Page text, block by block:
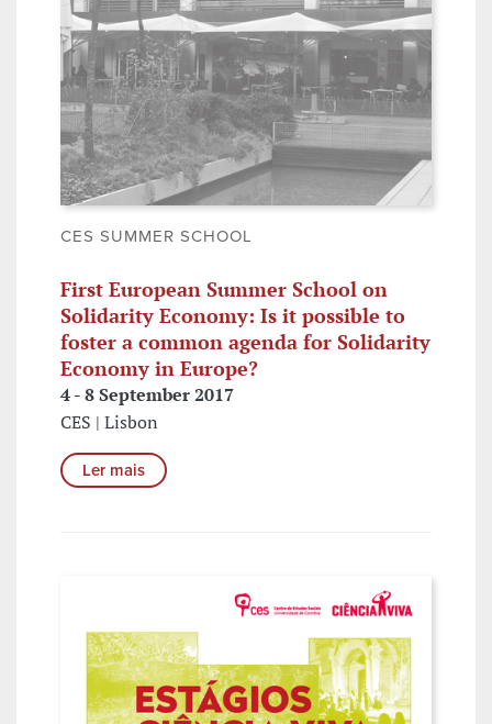
CES SUMMER SCHOOL
First European Summer School on
Solidarity Economy: Is it possible to
foster a common agenda for Solidarity
Economy in Europe?
4 - 8 September 2017
CES | Lisbon
Ler mais